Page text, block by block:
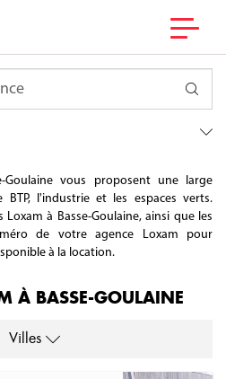
Goulaine vous proposent une large
l'industrie et les espaces verts.
Loxam à Basse-Goulaine, ainsi que les
de votre agence Loxam pour
à la location.
À BASSE-GOULAINE
Villes